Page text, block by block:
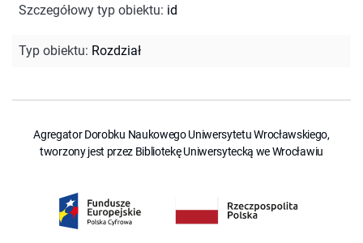
Szczegółowy typ obiektu: id
Typ obiektu: Rozdział
Agregator Dorobku Naukowego Uniwersytetu Wrocławskiego,
tworzony jest przez Bibliotekę Uniwersytecką we Wrocławiu